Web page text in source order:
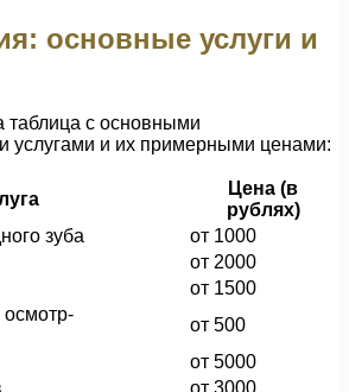
основные услуги и
таблица с основными
услугами и их примерными ценами:
Цена (в
рублях)
зуба
от 1000
от 2000
от 1500
осмотр-
от 500
от 5000
от 3000